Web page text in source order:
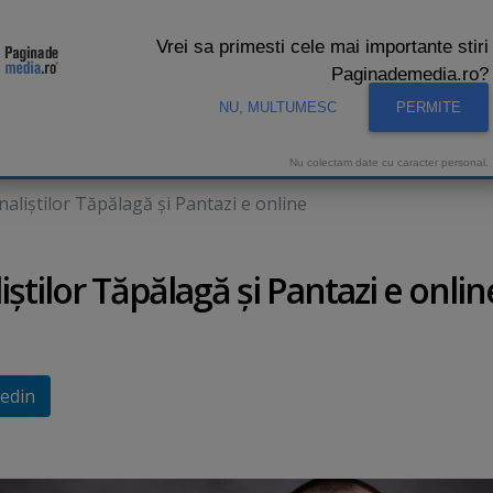
Tăpălagă şi Pantazi e online
Tăpălagă şi Pantazi e
Vrei sa primesti cele mai importante stiri
Paginademedia.ro?
NU, MULTUMESC PERMITE
Nu colectam date cu caracter personal.